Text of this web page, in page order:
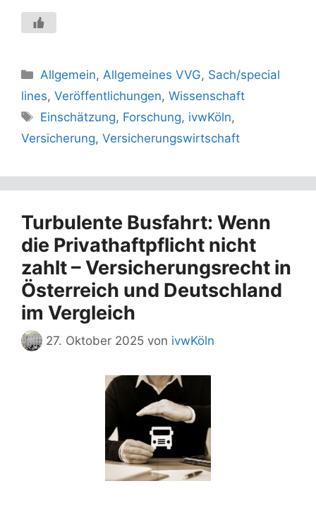
Kategorien
Allgemein, Allgemeines VVG, Sach/special
lines, Veröffentlichungen, Wissenschaft
Schlagwörter
Einschätzung, Forschung, ivwKöln,
Versicherung, Versicherungswirtschaft
Turbulente Busfahrt: Wenn
die Privathaftpflicht nicht
zahlt – Versicherungsrecht in
Österreich und Deutschland
im Vergleich
27. Oktober 2025 von ivwKöln